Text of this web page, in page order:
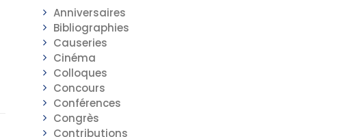
Anniversaires
Bibliographies
Causeries
Cinéma
Colloques
Concours
Conférences
Congrès
Contributions